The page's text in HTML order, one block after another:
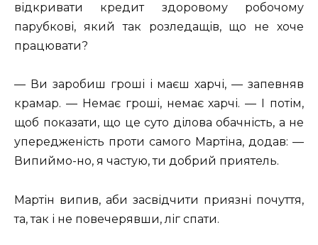
відкривати кредит здоровому робочому
парубкові, який так розледащів, що не хоче
працювати?
— Ви заробиш гроші і маєш харчі, — запевняв
крамар. — Немає гроші, немає харчі. — І потім,
щоб показати, що це суто ділова обачність, а не
упередженість проти самого Мартіна, додав: —
Випиймо-но, я частую, ти добрий приятель.
Мартін випив, аби засвідчити приязні почуття,
та, так і не повечерявши, ліг спати.